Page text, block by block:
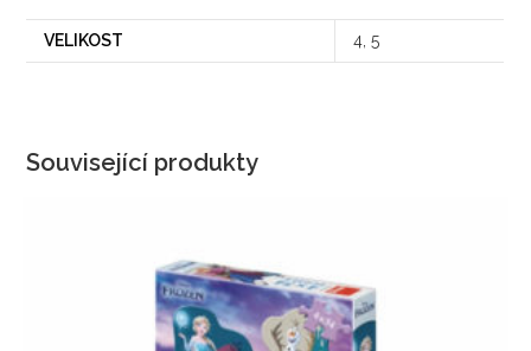
VELIKOST 4, 5
Související produkty